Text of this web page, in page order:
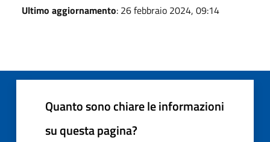
Ultimo aggiornamento: 26 febbraio 2024, 09:14
Quanto sono chiare le informazioni
su questa pagina?